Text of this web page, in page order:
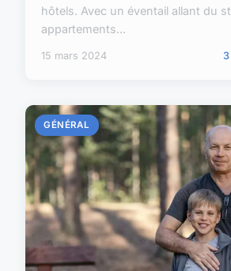
hôtels. Avec un éventail allant du
appartements...
15 mars 2024
GÉNÉRAL